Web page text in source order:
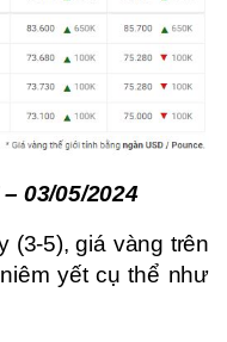
03/05/2024
(3-5), giá vàng trên
yết cụ thể như